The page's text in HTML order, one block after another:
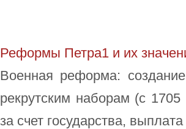
Реформы Петра1 и их
Военная реформа:
рекрутским наборам (с
за счет государства,